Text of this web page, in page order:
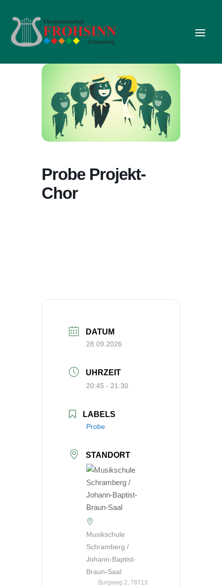
Probe Projekt-
Chor
DATUM
28.09.2026
UHRZEIT
20:45 - 21:30
LABELS
Probe
STANDORT
Musikschule
Schramberg /
Johann-Baptist-
Braun-Saal
Burgweg 2, 78713